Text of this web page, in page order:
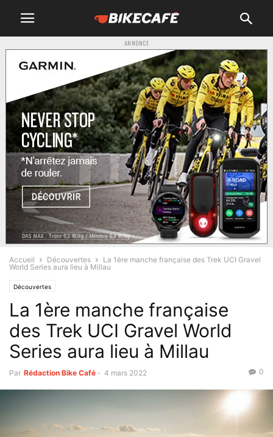
ANNONCE
Accueil Découvertes
La 1ère manche française des Trek UCI Gravel
World Series aura lieu à Millau
Découvertes
La 1ère manche française
des Trek UCI Gravel World
Series aura lieu à Millau
Par Rédaction Bike Café - 4 mars 2022 0